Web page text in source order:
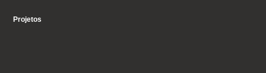
Projetos